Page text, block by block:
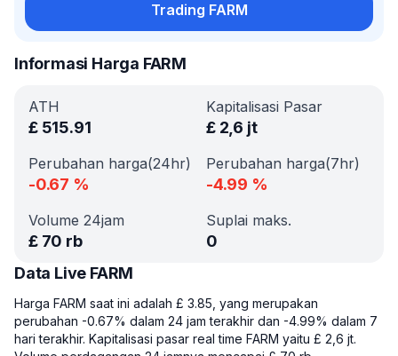
Trading FARM
Informasi Harga FARM
ATH
£ 515.91
Kapitalisasi Pasar
£ 2,6 jt
Perubahan harga(24hr)
-0.67 %
Perubahan harga(7hr)
-4.99 %
Volume 24jam
£ 70 rb
Suplai maks.
0
Data Live FARM
Harga FARM saat ini adalah £ 3.85, yang merupakan
perubahan -0.67% dalam 24 jam terakhir dan -4.99% dalam 7
hari terakhir. Kapitalisasi pasar real time FARM yaitu £ 2,6 jt.